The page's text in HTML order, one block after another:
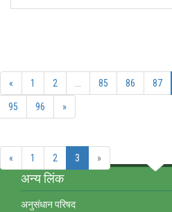
« 1 2 85 86 87
95 96 »
« 1 2 3 »
अन्‍य लिंक
अनुसंधान परिषद